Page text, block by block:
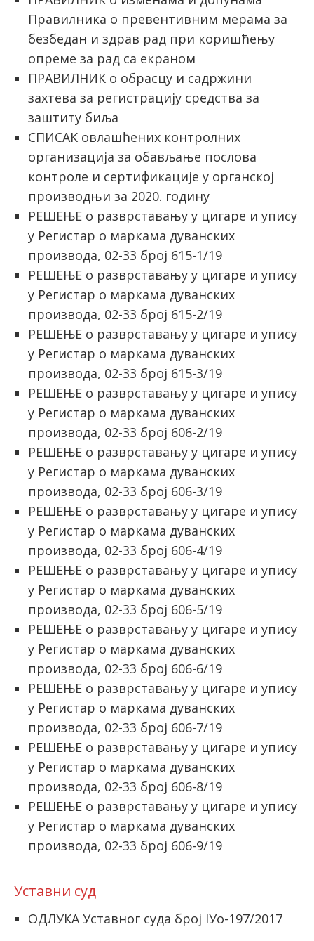
Правилника о превентивним мерама за
безбедан и здрав рад при коришћењу
опреме за рад са екраном
ПРАВИЛНИК о обрасцу и садржини
захтева за регистрацију средства за
заштиту биља
СПИСАК овлашћених контролних
организација за обављање послова
контроле и сертификације у органској
производњи за 2020. годину
РЕШЕЊЕ о разврставању у цигаре и упису
у Регистар о маркама дуванских
производа, 02-33 број 615-1/19
РЕШЕЊЕ о разврставању у цигаре и упису
у Регистар о маркама дуванских
производа, 02-33 број 615-2/19
РЕШЕЊЕ о разврставању у цигаре и упису
у Регистар о маркама дуванских
производа, 02-33 број 615-3/19
РЕШЕЊЕ о разврставању у цигаре и упису
у Регистар о маркама дуванских
производа, 02-33 број 606-2/19
РЕШЕЊЕ о разврставању у цигаре и упису
у Регистар о маркама дуванских
производа, 02-33 број 606-3/19
РЕШЕЊЕ о разврставању у цигаре и упису
у Регистар о маркама дуванских
производа, 02-33 број 606-4/19
РЕШЕЊЕ о разврставању у цигаре и упису
у Регистар о маркама дуванских
производа, 02-33 број 606-5/19
РЕШЕЊЕ о разврставању у цигаре и упису
у Регистар о маркама дуванских
производа, 02-33 број 606-6/19
РЕШЕЊЕ о разврставању у цигаре и упису
у Регистар о маркама дуванских
производа, 02-33 број 606-7/19
РЕШЕЊЕ о разврставању у цигаре и упису
у Регистар о маркама дуванских
производа, 02-33 број 606-8/19
РЕШЕЊЕ о разврставању у цигаре и упису
у Регистар о маркама дуванских
производа, 02-33 број 606-9/19
Уставни суд
ОДЛУКA Уставног суда број IУо-197/2017